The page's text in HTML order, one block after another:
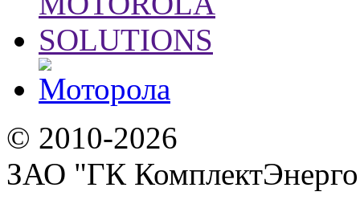
© 2010-2026
ЗАО "ГК